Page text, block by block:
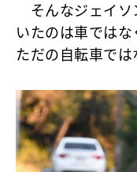
そんなジェイソ
いたのは車ではな
ただの自転車では